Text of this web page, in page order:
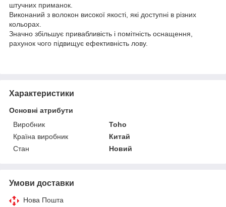
штучних приманок.
Виконаний з волокон високої якості, які доступні в різних
кольорах.
Значно збільшує привабливість і помітність оснащення,
рахунок чого підвищує ефективність лову.
Характеристики
Основні атрибути
Виробник
Toho
Країна виробник
Китай
Стан
Новий
Умови доставки
Нова Пошта